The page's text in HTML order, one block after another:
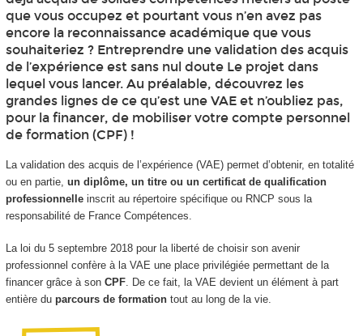
que vous occupez et pourtant vous n’en avez pas
encore la reconnaissance académique que vous
souhaiteriez ? Entreprendre une validation des acquis
de l’expérience est sans nul doute Le projet dans
lequel vous lancer. Au préalable, découvrez les
grandes lignes de ce qu’est une VAE et n’oubliez pas,
pour la financer, de mobiliser votre compte personnel
de formation (CPF) !
La validation des acquis de l’expérience (VAE) permet d’obtenir, en totalité
ou en partie, un diplôme, un titre ou un certificat de qualification
professionnelleinscrit au répertoire spécifique ou RNCP sous la
responsabilité de France Compétences.
La loi du 5 septembre 2018 pour la liberté de choisir son avenir
professionnel confère à la VAE une place privilégiée permettant de la
financer grâce à son CPF. De ce fait, la VAE devient un élément à part
entière du parcours de formationtout au long de la vie.